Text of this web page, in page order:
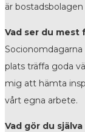
är
Vad ser du mest
plats träffa goda
mig att hämta
vårt egna arbete.
Vad gör du